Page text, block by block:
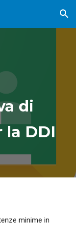
Skip to navigation
di
DDI
minime in